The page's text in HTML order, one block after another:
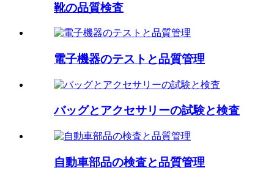
靴の品質検査
電子機器のテストと品質管理
バッグとアクセサリーの試験と検査
自動車部品の検査と品質管理